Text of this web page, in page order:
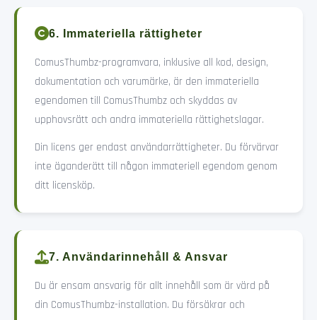
6. Immateriella rättigheter
ComusThumbz-programvara, inklusive all kod, design,
dokumentation och varumärke, är den immateriella
egendomen till ComusThumbz och skyddas av
upphovsrätt och andra immateriella rättighetslagar.
Din licens ger endast användarrättigheter. Du förvärvar
inte äganderätt till någon immateriell egendom genom
ditt licensköp.
7. Användarinnehåll & Ansvar
Du är ensam ansvarig för allt innehåll som är värd på
din ComusThumbz-installation. Du försäkrar och